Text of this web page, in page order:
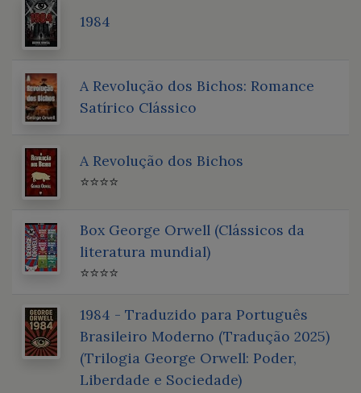
1984
A Revolução dos Bichos: Romance
Satírico Clássico
A Revolução dos Bichos
⭐⭐⭐⭐
Box George Orwell (Clássicos da
literatura mundial)
⭐⭐⭐⭐
1984 - Traduzido para Português
Brasileiro Moderno (Tradução 2025)
(Trilogia George Orwell: Poder,
Liberdade e Sociedade)